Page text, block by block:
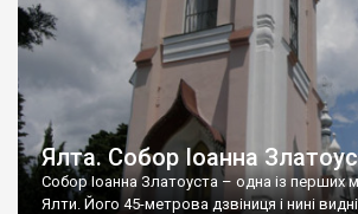
Ялта. Собор Іоанна
Собор Іоанна Златоуста – одна із перших
Ялти. Його 45-метрова дзвіниця і нині